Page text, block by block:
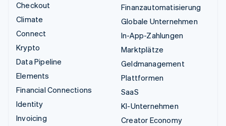
Checkout
Climate
Connect
Krypto
Data Pipeline
Elements
Financial Connections
Identity
Invoicing
Finanzautomatisierung
Globale Unternehmen
In-App-Zahlungen
Marktplätze
Geldmanagement
Plattformen
SaaS
KI-Unternehmen
Creator Economy